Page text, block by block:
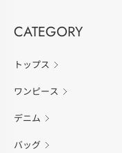
CATEGORY
トップス
ワンピース
デニム
バッグ